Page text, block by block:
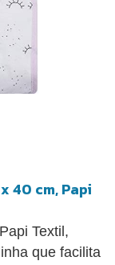
40 cm, Papi
Textil,
que facilita